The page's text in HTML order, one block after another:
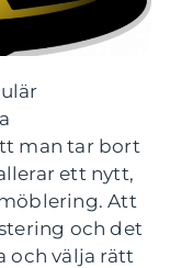
man tar bort
ett nytt,
Att
och det
och välja rätt